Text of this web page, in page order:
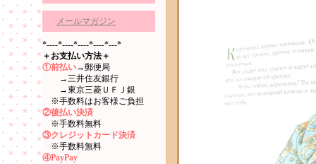
メールマガジン
*----*----*----*----*---*
＋お支払い方法＋
①前払い→郵便局
→三井住友銀行
→東京三菱ＵＦＪ銀
※手数料はお客様ご負担
②後払い決済
※手数料無料
③クレジットカード決済
※手数料無料
④PayPay